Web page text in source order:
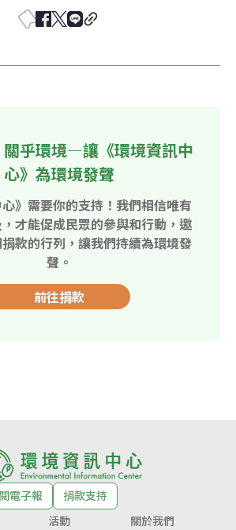
關乎環境—讓《環境資訊中
心》為環境發聲
心》需要你的支持！我們相信唯有
才能促成民眾的參與和行動，邀
款的行列，讓我們持續為環境發
聲。
前往捐款
電子報
捐款支持
活動 關於我們